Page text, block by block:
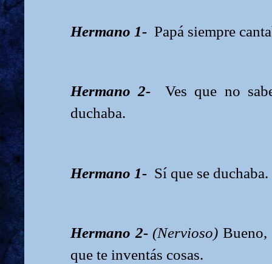
Hermano 1- Papá siempre
Hermano 2-Ves que no
duchaba.
Hermano 1- Sí que se duchaba.
Hermano 2-(Nervioso) Bueno,
que te inventás cosas.